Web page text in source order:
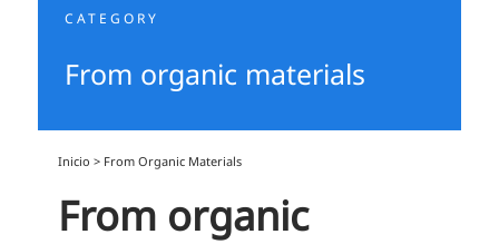
CATEGORY
From organic materials
Inicio > From Organic Materials
From organic